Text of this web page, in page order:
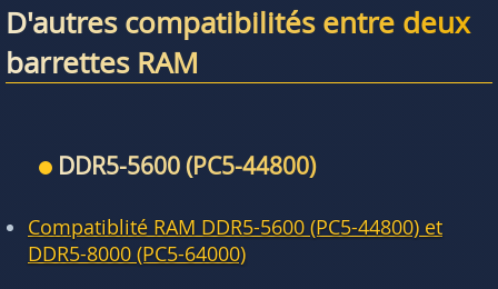
D'autres compatibilités entre deux
barrettes RAM
DDR5-5600 (PC5-44800)
Compatiblité RAM DDR5-5600 (PC5-44800) et
DDR5-8000 (PC5-64000)